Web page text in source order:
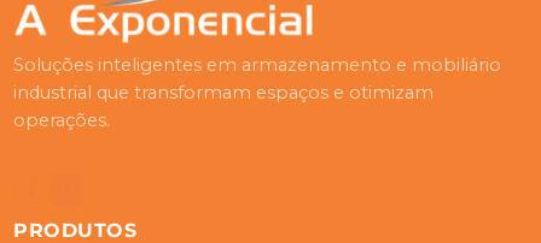
Soluções inteligentes em armazenamento e mobiliário
industrial que transformam espaços e otimizam
operações.
PRODUTOS